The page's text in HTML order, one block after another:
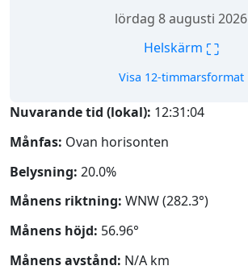
lördag 8 augusti 2026
Helskärm ⛶
Visa 12-timmarsformat
Nuvarande tid (lokal): 12:31:05
Månfas: Ovan horisonten
Belysning: 20.0%
Månens riktning: WNW (282.3°)
Månens höjd: 56.96°
Månens avstånd: N/A km